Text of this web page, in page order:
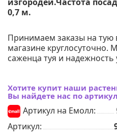
0,7 м.
Принимаем заказы на тую
магазине круглосуточно.
саженца туя и надежность
Хотите купит наши
Вы найдете нас по
Артикул на Емолл:
Артикул: